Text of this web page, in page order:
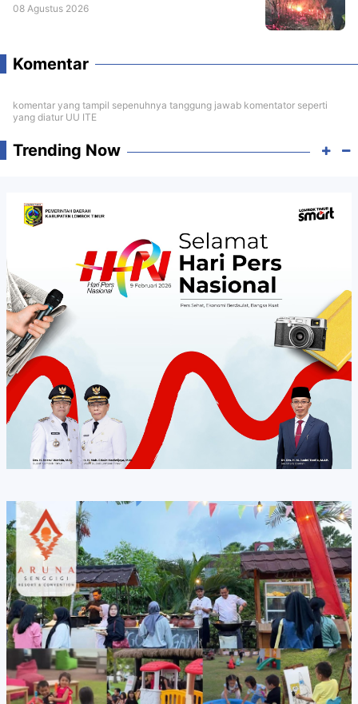
08 Agustus 2026
Komentar
komentar yang tampil sepenuhnya tanggung jawab komentator seperti
yang diatur UU ITE
Trending Now